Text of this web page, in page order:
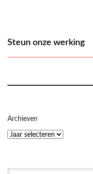
Steun onze werking
Archieven